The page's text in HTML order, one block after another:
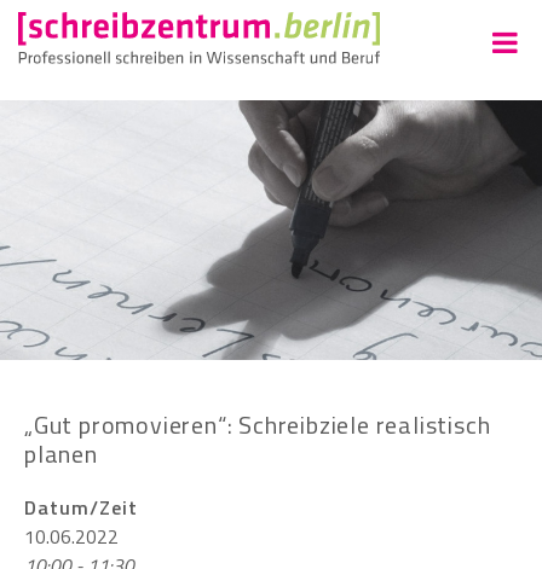
„Gut promovieren“: Schreibziele realistisch
planen
Datum/Zeit
10.06.2022